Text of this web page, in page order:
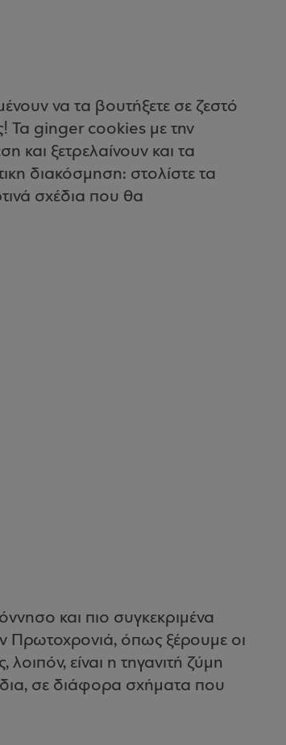
να τα βουτήξετε σε ζεστό
Τα ginger cookies με την
και ξετρελαίνουν και τα
διακόσμηση: στολίστε τα
σχέδια που θα
και πιο συγκεκριμένα
Πρωτοχρονιά, όπως ξέρουμε οι
είναι η τηγανιτή ζύμη
σε διάφορα σχήματα που